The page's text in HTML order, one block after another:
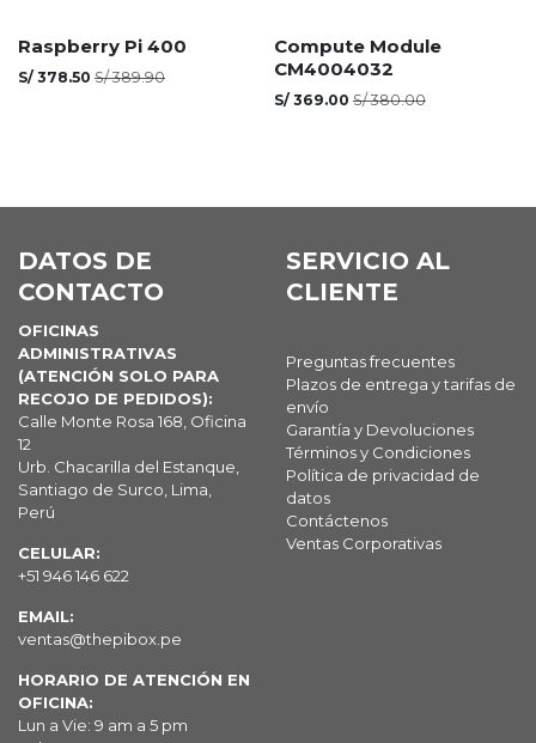
Raspberry Pi 400
S/ 378.50 S/389.90
Compute Module
CM4004032
S/ 369.00 S/380.00
DATOS DE
CONTACTO
OFICINAS
ADMINISTRATIVAS
(ATENCIÓN SOLO PARA
RECOJO DE PEDIDOS):
Calle Monte Rosa 168, Oficina
12
Urb. Chacarilla del Estanque,
Santiago de Surco, Lima,
Perú
CELULAR:
+51 946 146 622
EMAIL:
ventas@thepibox.pe
HORARIO DE ATENCIÓN EN
OFICINA:
Lun a Vie: 9 am a 5 pm
SERVICIO AL
CLIENTE
Preguntas frecuentes
Plazos de entrega y tarifas de
envío
Garantía y Devoluciones
Términos y Condiciones
Política de privacidad de
datos
Contáctenos
Ventas Corporativas